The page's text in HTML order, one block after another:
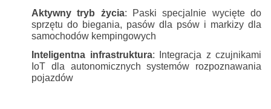
Aktywny tryb życia: Paski specjalnie wycięte do
sprzętu do biegania, pasów dla psów i markizy dla
samochodów kempingowych
Inteligentna infrastruktura: Integracja z czujnikami
IoT dla autonomicznych systemów rozpoznawania
pojazdów